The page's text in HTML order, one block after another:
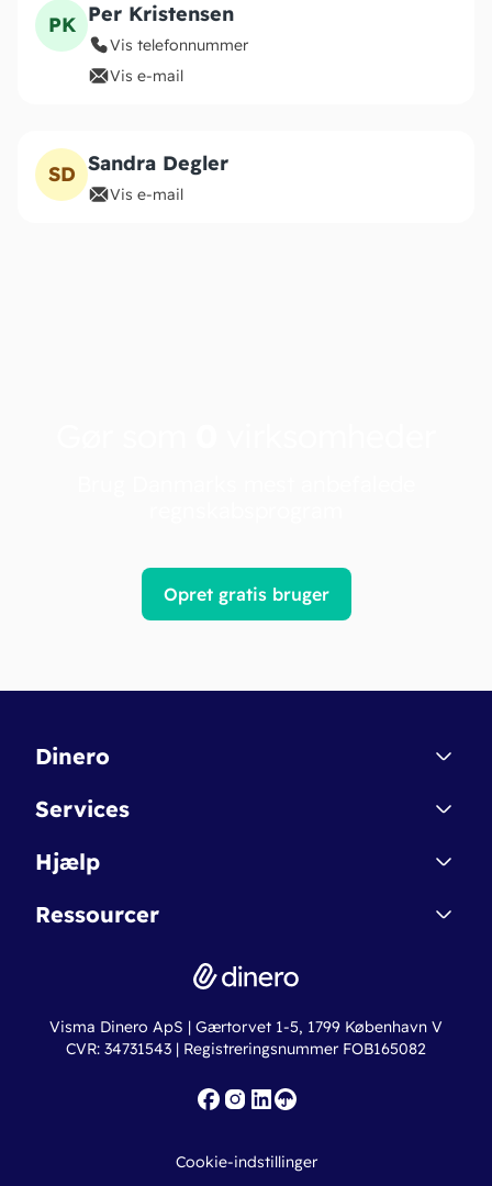
PK Per Kristensen
Vis telefonnummer
Vis e-mail
SD Sandra Degler
Vis e-mail
Opret gratis bruger
Dinero
Kontakt
Betingelser & Sikkerhed
Nye funktioner
Services
Dinero Starter
Dinero Pro
Erhvervslån
Fakturaskabeloner
Hjælp
Regnskabsordbogen
Online regnskabskurser
Ressourcer
Ny virksomhed
Iværksætterlegat
Visma Dinero ApS | Gærtorvet 1-5, 1799 København V
CVR: 34731543 | Registreringsnummer FOB165082
Cookie-indstillinger